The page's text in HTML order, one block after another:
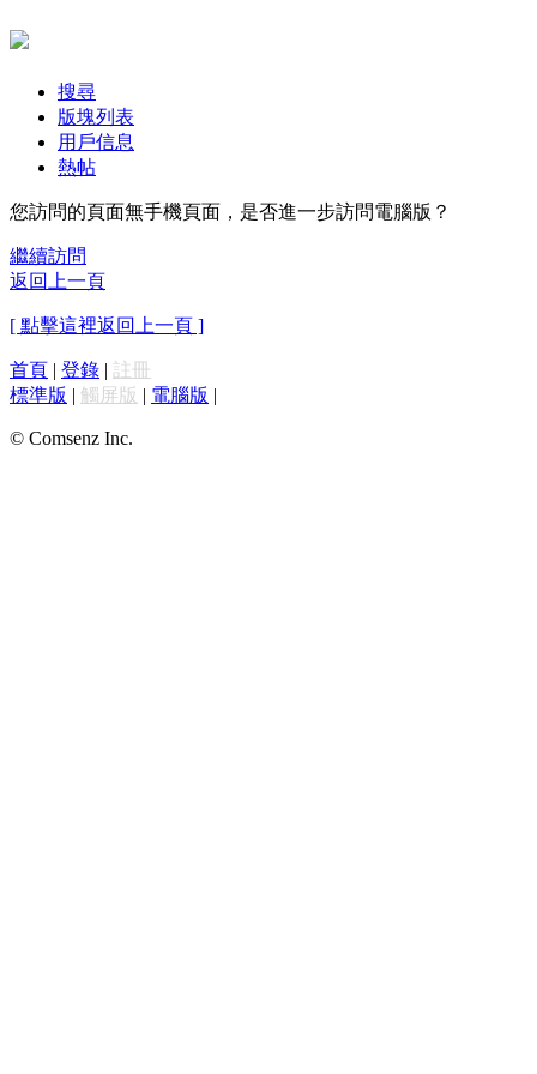
搜尋
版塊列表
用戶信息
熱帖
您訪問的頁面無手機頁面，是否進一步訪問電腦版？
繼續訪問
返回上一頁
[ 點擊這裡返回上一頁 ]
首頁 | 登錄 | 註冊
標準版 | 觸屏版 | 電腦版 |
© Comsenz Inc.